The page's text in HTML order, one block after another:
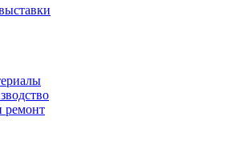
ремонт